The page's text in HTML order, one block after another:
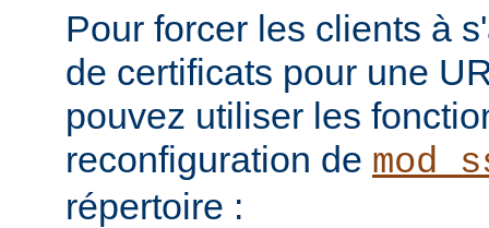
Pour forcer les clients à
de certificats pour une
pouvez utiliser les
reconfiguration de
répertoire :